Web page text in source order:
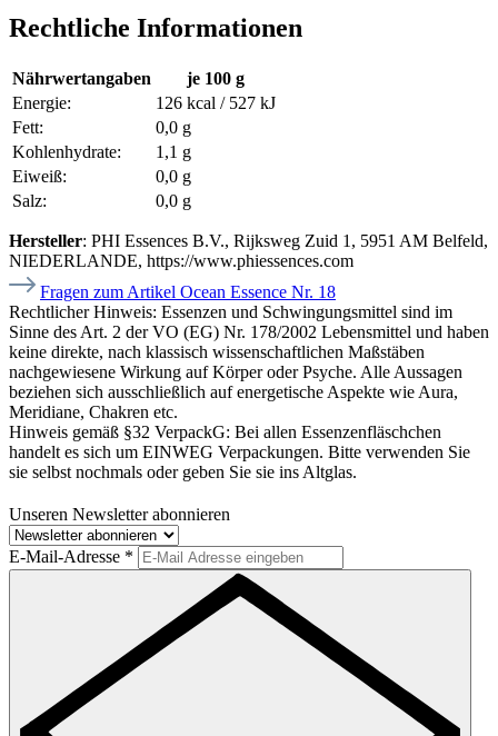
Rechtliche Informationen
Nährwertangaben
je 100 g
Energie:
126 kcal / 527 kJ
Fett:
0,0 g
Kohlenhydrate:
1,1 g
Eiweiß:
0,0 g
Salz:
0,0 g
Hersteller: PHI Essences B.V., Rijksweg Zuid 1, 5951 AM Belfeld,
NIEDERLANDE, https://www.phiessences.com
Fragen zum Artikel Ocean Essence Nr. 18
Rechtlicher Hinweis: Essenzen und Schwingungsmittel sind im
Sinne des Art. 2 der VO (EG) Nr. 178/2002 Lebensmittel und haben
keine direkte, nach klassisch wissenschaftlichen Maßstäben
nachgewiesene Wirkung auf Körper oder Psyche. Alle Aussagen
beziehen sich ausschließlich auf energetische Aspekte wie Aura,
Meridiane, Chakren etc.
Hinweis gemäß §32 VerpackG: Bei allen Essenzenfläschchen
handelt es sich um EINWEG Verpackungen. Bitte verwenden Sie
sie selbst nochmals oder geben Sie sie ins Altglas.
Unseren Newsletter abonnieren
E-Mail-Adresse *